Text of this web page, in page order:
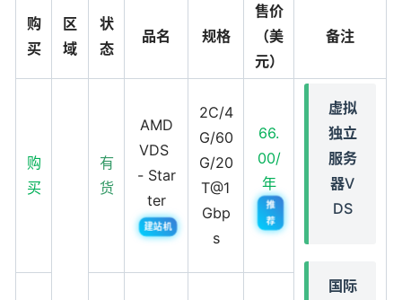
购
买
区
域
状
态
品名 规格
售价
（美
元）
备注
购
买
有
货
AMD
VDS
- Star
ter
建站机
2C/4
G/60
G/20
T@1
Gbp
s
66.
00/
年
推
荐
虚拟
独立
服务
器V
DS
国际